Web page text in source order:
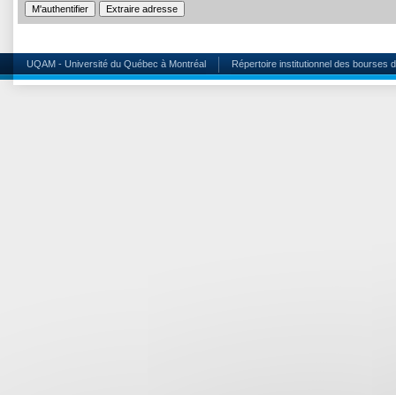
UQAM - Université du Québec à Montréal Répertoire institutionnel des bourses